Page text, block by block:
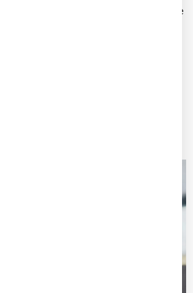
Dienstwagenrichtlinie enthalten sollte
bei Sicherheit, Nachhaltigkeit und
unterstützt.
großer Flotten:
mit einer